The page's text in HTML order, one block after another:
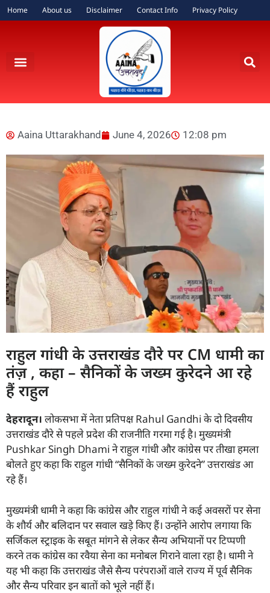
Home About us Disclaimer Contact Info Privacy Policy
Aaina Uttarakhand June 4, 2026 12:08 pm
राहुल गांधी के उत्तराखंड दौरे पर CM धामी का
तंज़ , कहा – सैनिकों के जख्म कुरेदने आ रहे
हैं राहुल
देहरादून। लोकसभा में नेता प्रतिपक्ष Rahul Gandhi के दो दिवसीय
उत्तराखंड दौरे से पहले प्रदेश की राजनीति गरमा गई है। मुख्यमंत्री
Pushkar Singh Dhami ने राहुल गांधी और कांग्रेस पर तीखा हमला
बोलते हुए कहा कि राहुल गांधी “सैनिकों के जख्म कुरेदने” उत्तराखंड आ
रहे हैं।
मुख्यमंत्री धामी ने कहा कि कांग्रेस और राहुल गांधी ने कई अवसरों पर सेना
के शौर्य और बलिदान पर सवाल खड़े किए हैं। उन्होंने आरोप लगाया कि
सर्जिकल स्ट्राइक के सबूत मांगने से लेकर सैन्य अभियानों पर टिप्पणी
करने तक कांग्रेस का रवैया सेना का मनोबल गिराने वाला रहा है। धामी ने
यह भी कहा कि उत्तराखंड जैसे सैन्य परंपराओं वाले राज्य में पूर्व सैनिक
और सैन्य परिवार इन बातों को भूले नहीं हैं।